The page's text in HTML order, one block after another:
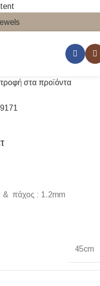
στα προϊόντα
& πάχος : 1.2mm
45cm